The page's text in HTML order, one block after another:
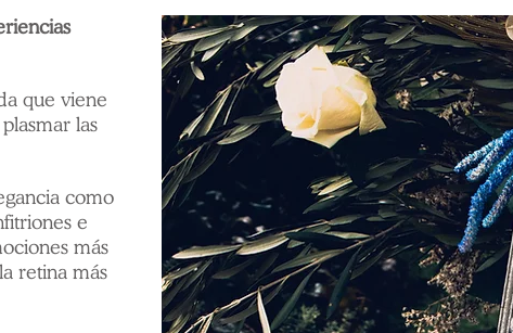
que viene
las
como
e
más
retina más